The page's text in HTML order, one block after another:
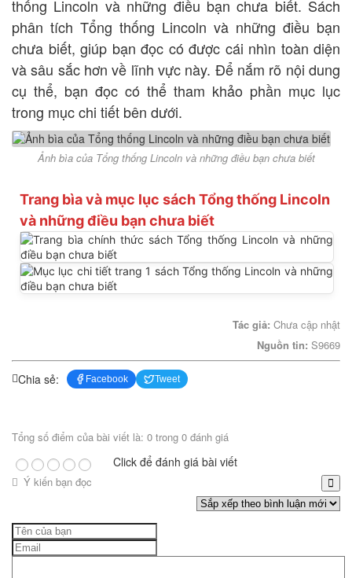
thống Lincoln và những điều bạn chưa biết. Sách
phân tích Tổng thống Lincoln và những điều bạn
chưa biết, giúp bạn đọc có được cái nhìn toàn diện
và sâu sắc hơn về lĩnh vực này. Để nắm rõ nội dung
cụ thể, bạn đọc có thể tham khảo phần mục lục
trong mục chi tiết bên dưới.
Ảnh bìa của Tổng thống Lincoln và những điều bạn chưa biết
Trang bìa và mục lục sách Tổng thống Lincoln
và những điều bạn chưa biết
Tác giả: Chưa cập nhật
Nguồn tin: S9669
Chia sẻ: Facebook Tweet
Tổng số điểm của bài viết là: 0 trong 0 đánh giá
Click để đánh giá bài viết
Ý kiến bạn đọc